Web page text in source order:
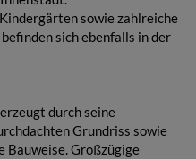
sowie zahlreiche
sich ebenfalls in der
durch seine
Grundriss sowie
Bauweise. Großzügige